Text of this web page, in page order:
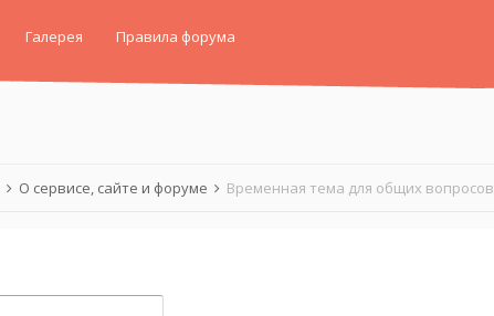
Галерея Правила форума
О сервисе, сайте и форуме Временная тема для общих вопросов